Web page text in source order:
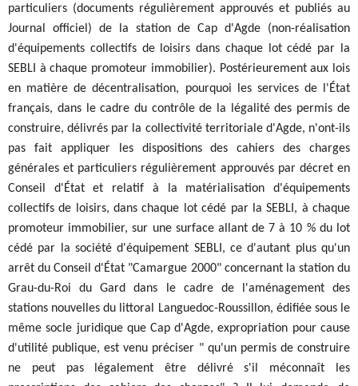
particuliers (documents régulièrement approuvés et publiés au
Journal officiel) de la station de Cap d'Agde (non-réalisation
d'équipements collectifs de loisirs dans chaque lot cédé par la
SEBLI à chaque promoteur immobilier). Postérieurement aux lois
en matière de décentralisation, pourquoi les services de l'État
français, dans le cadre du contrôle de la légalité des permis de
construire, délivrés par la collectivité territoriale d'Agde, n'ont-ils
pas fait appliquer les dispositions des cahiers des charges
générales et particuliers régulièrement approuvés par décret en
Conseil d'État et relatif à la matérialisation d'équipements
collectifs de loisirs, dans chaque lot cédé par la SEBLI, à chaque
promoteur immobilier, sur une surface allant de 7 à 10 % du lot
cédé par la société d'équipement SEBLI, ce d'autant plus qu'un
arrêt du Conseil d'État "Camargue 2000" concernant la station du
Grau-du-Roi du Gard dans le cadre de l'aménagement des
stations nouvelles du littoral Languedoc-Roussillon, édifiée sous le
même socle juridique que Cap d'Agde, expropriation pour cause
d'utilité publique, est venu préciser " qu'un permis de construire
ne peut pas légalement être délivré s'il méconnaît les